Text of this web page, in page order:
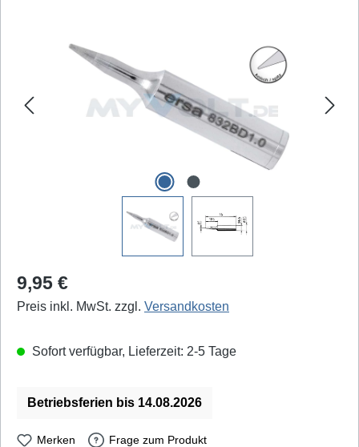
Regulärer Preis:
9,95 €
Preis inkl. MwSt. zzgl. Versandkosten
Sofort verfügbar, Lieferzeit: 2-5 Tage
Betriebsferien bis 14.08.2026
Merken Frage zum Produkt